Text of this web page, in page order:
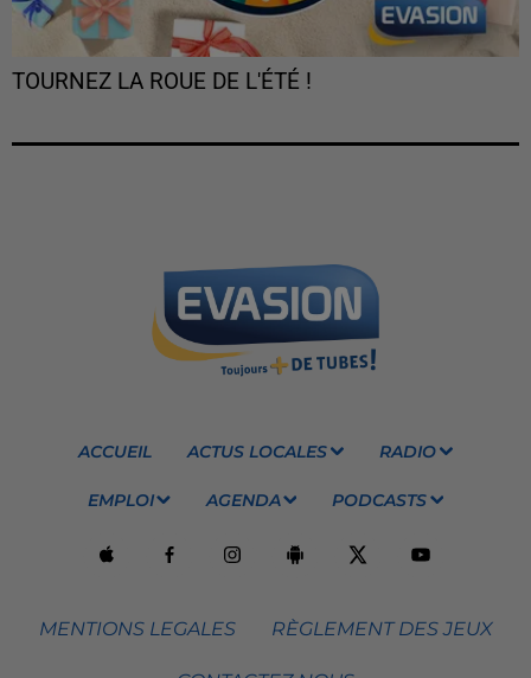
TOURNEZ LA ROUE DE L'ÉTÉ !
ACCUEIL ACTUS LOCALES RADIO
EMPLOI AGENDA PODCASTS
MENTIONS LEGALES RÈGLEMENT DES JEUX